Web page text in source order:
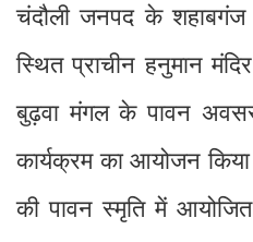
चंदौली जनपद के
स्थित प्राचीन हनुमान
बुढ़वा मंगल के पावन
कार्यक्रम का आयोजन
की पावन स्मृति में